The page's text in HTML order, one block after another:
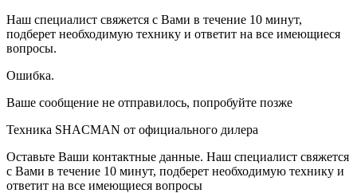
Наш специалист свяжется с Вами в течение 10 минут,
подберет необходимую технику и ответит на все имеющиеся
вопросы.
Ошибка.
Ваше сообщение не отправилось, попробуйте позже
Техника SHACMAN от официального дилера
Оставьте Ваши контактные данные. Наш специалист свяжется
с Вами в течение 10 минут, подберет необходимую технику и
ответит на все имеющиеся вопросы